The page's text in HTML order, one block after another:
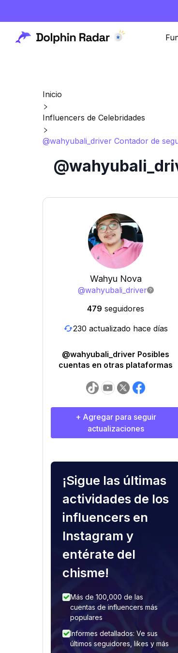
Inicio
Influencers de Celebridades
@wahyubali_driver Contador de
Wahyu Nova
@wahyubali_driver
479 seguidores
230 actualizado hace días
@wahyubali_driver Posibles
cuentas en otras plataformas
+ Agregar para seguir
actualizaciones
¡Sigue las últimas
actividades de los
influencers en
Instagram y
entérate del
chisme!
Más de 100,000 de las
cuentas de influencers más
populares
Informes detallados: Ve sus
últimos seguidores, likes y más